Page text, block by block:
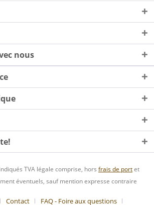
nous
TVA légale comprise, hors frais de portet
éventuels, sauf mention expresse contraire
Contact FAQ - Foire aux questions